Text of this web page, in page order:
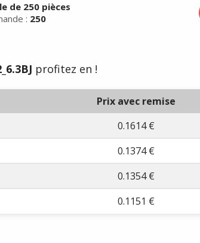
de 250 pièces
: 250
profitez en !
Prix avec remise
0.1614 €
0.1374 €
0.1354 €
0.1151 €